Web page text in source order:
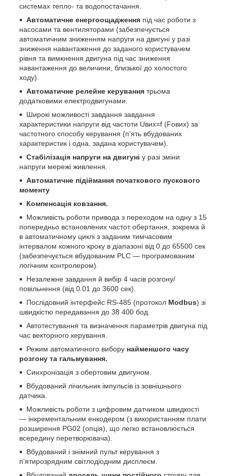
системах тепло- та водопостачання.
Автоматичне енергоощадження під час роботи з
насосами та вентиляторами (забезпечується
автоматичним зниженням напруги на двигуні у разі
зниження навантаження до заданого користувачем
рівня та вимкнення двигуна під час зниження
навантаження до величини, близької до холостого
ходу).
Автоматичне релейне керування трьома
додатковими електродвигунами.
Широкі можливості завдання завдання
характеристики напруги від частоти Uвих=f (Fових) за
частотного способу керування (п'ять вбудованих
характеристик і одна, задана користувачем).
Стабілізація напруги на двигуні у разі зміни
напруги мережі живлення.
Автоматичне підіймання початкового пускового
моменту
Компенсація ковзання.
Можливість роботи привода з переходом на одну з 15
попередньо встановлених частот обертання, зокрема й
в автоматичному циклі з заданим тимчасовим
інтервалом кожного кроку в діапазоні від 0 до 65500 сек
(забезпечується вбудованим PLC — програмованим
логічним контролером).
Незалежне завдання й вибір 4 часів розгону/
повільнення (від 0.01 до 3600 сек).
Послідовний інтерфейс RS-485 (протокол Modbus) зі
швидкістю передавання до 38 400 бод.
Автотестування та визначення параметрів двигуна під
час векторного керування.
Режим автоматичного вибору найменшого часу
розгону та гальмування.
Синхронізація з обертовим двигуном.
Вбудований лічильник імпульсів із зовнішнього
датчика.
Можливість роботи з цифровим датчиком швидкості
— інкрементальним енкодером (з використанням плати
розширення PG02 (опція), що легко встановлюється
всередину перетворювача).
Вбудований і знімний пульт керування з
п'ятирозрядним світлодіодним дисплеєм.